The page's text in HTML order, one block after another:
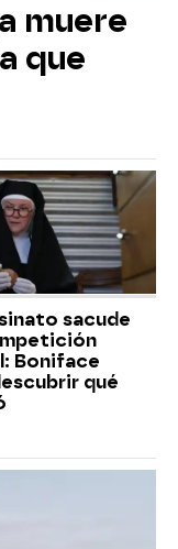
muere
que
sacude
Boniface
qué